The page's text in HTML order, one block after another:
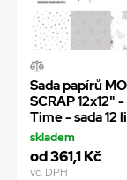
Sada papírů
SCRAP 12x12"
Time - sada 12
skladem
od 361,1 Kč
vč. DPH